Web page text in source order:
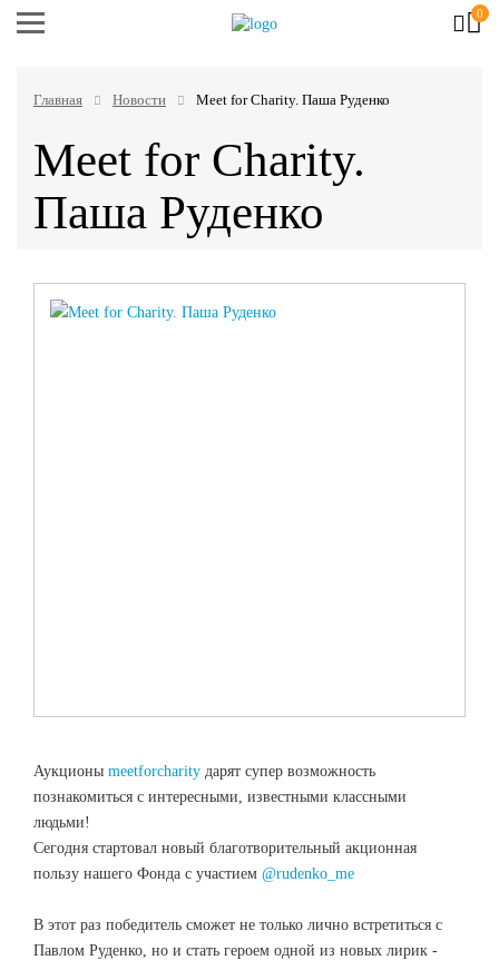
0
Главная Новости Meet for Charity. Паша Руденко
Meet for Charity.
Паша Руденко
Аукционы meetforcharity дарят супер возможность
познакомиться с интересными, известными классными
людьми!
Сегодня стартовал новый благотворительный акционная
пользу нашего Фонда с участием @rudenko_me
В этот раз победитель сможет не только лично встретиться с
Павлом Руденко, но и стать героем одной из новых лирик -